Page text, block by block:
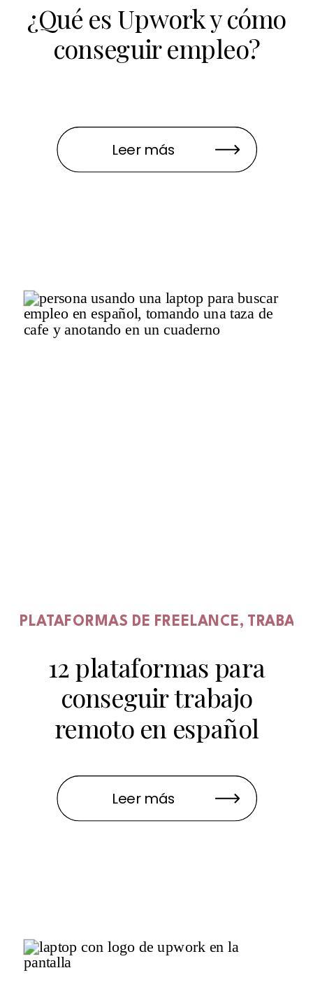
¿Qué es Upwork y cómo
conseguir empleo?
Leer más
12 plataformas para
conseguir trabajo
remoto en español
PLATAFORMAS DE FREELANCE,
Leer más